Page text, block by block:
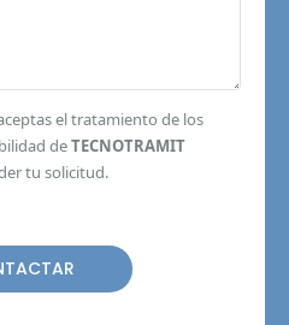
el tratamiento de los
deTECNOTRAMIT
tu solicitud.